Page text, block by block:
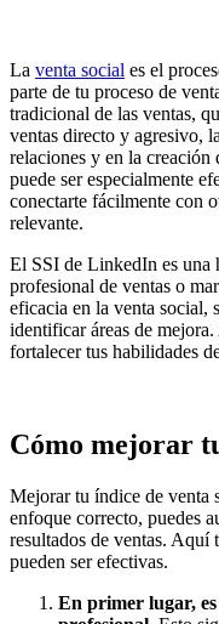
La venta social es el
parte de tu proceso de
tradicional de las ventas,
ventas directo y agresivo,
relaciones y en la creación
puede ser especialmente
conectarte fácilmente con
relevante.
El SSI de LinkedIn es una
profesional de ventas o
eficacia en la venta social,
identificar áreas de
fortalecer tus habilidades
Cómo mejorar
Mejorar tu índice de venta
enfoque correcto, puedes
resultados de ventas. Aquí
pueden ser efectivas.
En primer lugar,